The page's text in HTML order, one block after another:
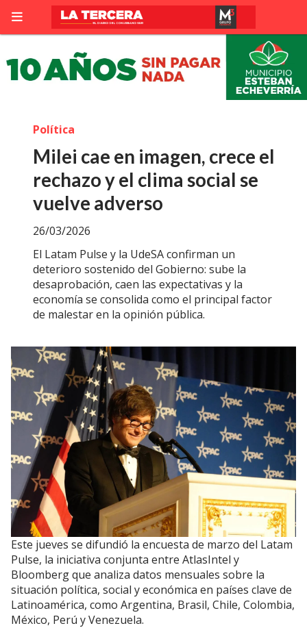
Milei cae en imagen, crece el
rechazo y el clima social se
vuelve adverso
El Latam Pulse y la UdeSA confirman un
deterioro sostenido del Gobierno: sube la
desaprobación, caen las expectativas y la
economía se consolida como el principal factor
de malestar en la opinión pública.
Política
26/03/2026
Este jueves se difundió la encuesta de marzo del Latam
Pulse, la iniciativa conjunta entre AtlasIntel y
Bloomberg que analiza datos mensuales sobre la
situación política, social y económica en países clave de
Latinoamérica, como Argentina, Brasil, Chile, Colombia,
México, Perú y Venezuela.